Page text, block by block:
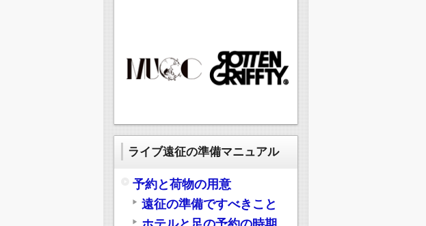
ライブ遠征の準備マニュアル
予約と荷物の用意
遠征の準備ですべきこと